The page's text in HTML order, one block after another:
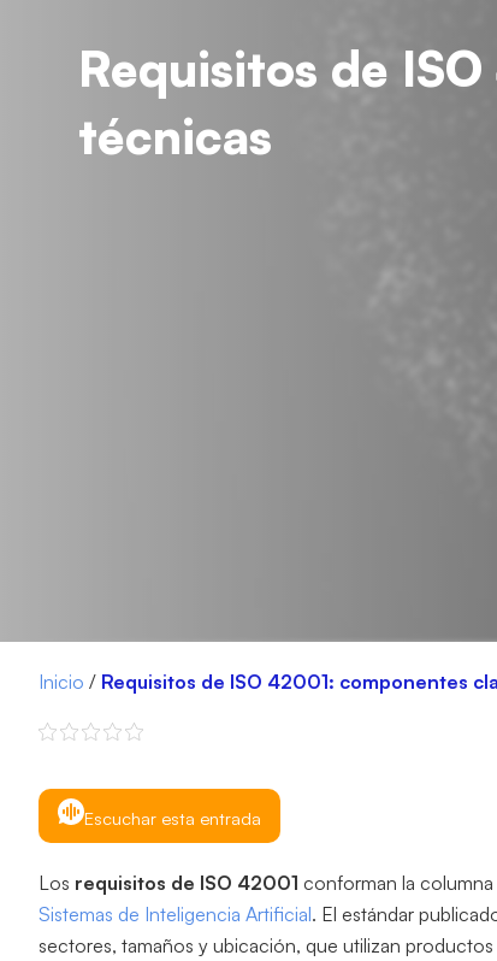
Requisitos de
técnicas
Inicio / Requisitos de ISO 42001: componentes
Escuchar esta entrada
Los requisitos de ISO 42001 conforman la
Sistemas de Inteligencia Artificial. El estándar
sectores, tamaños y ubicación, que utilizan